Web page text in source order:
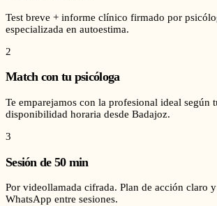
Test breve + informe clínico firmado por
especializada en autoestima.
2
Match con tu psicóloga
Te emparejamos con la profesional ideal según
disponibilidad horaria desde Badajoz.
3
Sesión de 50 min
Por videollamada cifrada. Plan de acción claro
WhatsApp entre sesiones.